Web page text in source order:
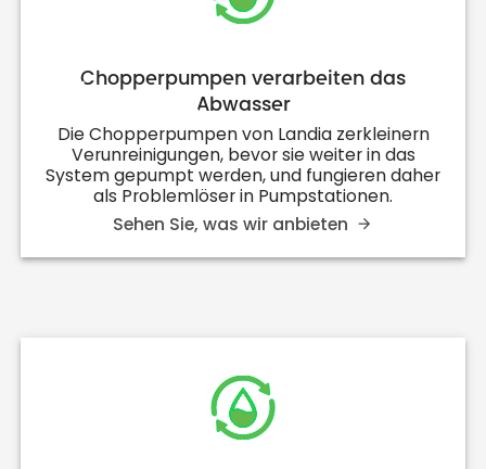
Chopperpumpen verarbeiten das
Abwasser
Die Chopperpumpen von Landia zerkleinern
Verunreinigungen, bevor sie weiter in das
System gepumpt werden, und fungieren daher
als Problemlöser in Pumpstationen.
Sehen Sie, was wir anbieten